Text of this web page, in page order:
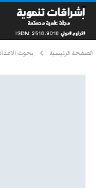
الصفحة الرئيسية بحوث